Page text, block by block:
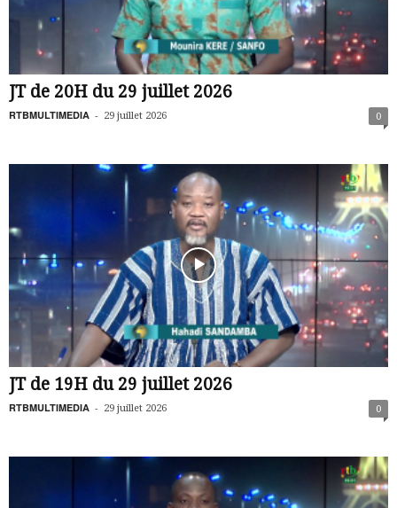
JT de 20H du 29 juillet 2026
RTBMULTIMEDIA - 29 juillet 2026 0
JT de 19H du 29 juillet 2026
RTBMULTIMEDIA - 29 juillet 2026 0